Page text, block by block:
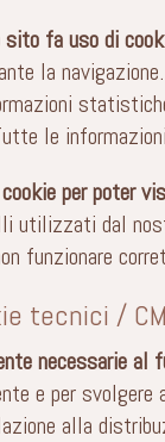
sito fa uso di
la
le
per poter
utilizzati dal
funzionare
tecnici /
necessarie al
e per
alla